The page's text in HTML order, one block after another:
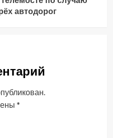
автодорог
*